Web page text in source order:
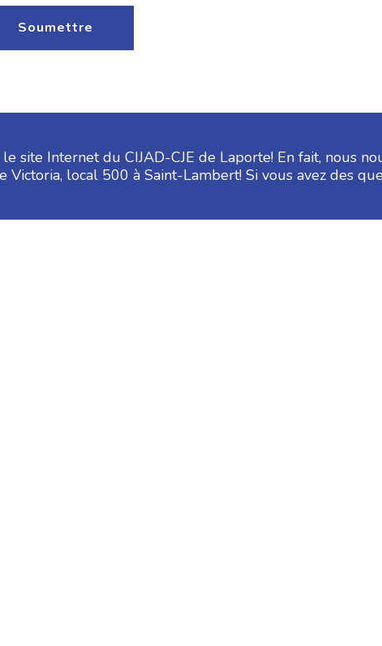
site Internet du CIJAD-CJE de Laporte! En fait, nous
Victoria, local 500 à Saint-Lambert! Si vous avez des